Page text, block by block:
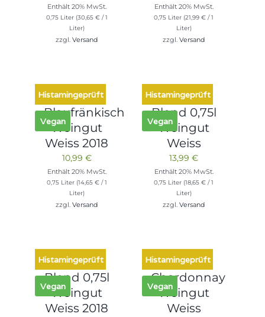
Enthält 20% MwSt.
0,75 Liter (30,65 €/ 1
Liter)
zzgl.Versand
Enthält 20% MwSt.
0,75 Liter (21,99€ / 1
Liter)
zzgl.Versand
Histamingeprüft
Vegan
Blaufränkisch
Weingut
Weiss 2018
10,99 €
Enthält 20% MwSt.
0,75 Liter (14,65 €/ 1
Liter)
zzgl.Versand
Histamingeprüft
Vegan
Blend 0,75l
Weingut
Weiss
13,99€
Enthält 20% MwSt.
0,75 Liter (18,65€ / 1
Liter)
zzgl.Versand
Histamingeprüft
Vegan
Blend 0,75l
Weingut
Weiss 2018
Histamingeprüft
Vegan
Chardonnay
Weingut
Weiss